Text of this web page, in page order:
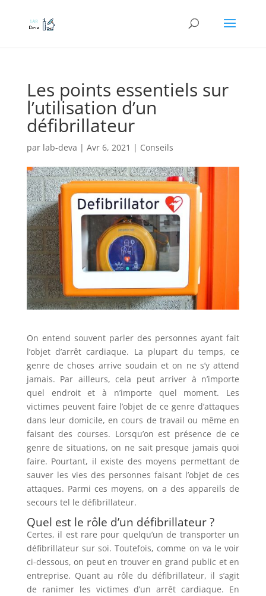
Les points essentiels sur
l’utilisation d’un
défibrillateur
par lab-deva | Avr 6, 2021 | Conseils
On entend souvent parler des personnes ayant fait
l’objet d’arrêt cardiaque. La plupart du temps, ce
genre de choses arrive soudain et on ne s’y attend
jamais. Par ailleurs, cela peut arriver à n’importe
quel endroit et à n’importe quel moment. Les
victimes peuvent faire l’objet de ce genre d’attaques
dans leur domicile, en cours de travail ou même en
faisant des courses. Lorsqu’on est présence de ce
genre de situations, on ne sait presque jamais quoi
faire. Pourtant, il existe des moyens permettant de
sauver les vies des personnes faisant l’objet de ces
attaques. Parmi ces moyens, on a des appareils de
secours tel le défibrillateur.
Quel est le rôle d’un défibrillateur ?
Certes, il est rare pour quelqu’un de transporter un
défibrillateur sur soi. Toutefois, comme on va le voir
ci-dessous, on peut en trouver en grand public et en
entreprise. Quant au rôle du défibrillateur, il s’agit
de ranimer les victimes d’un arrêt cardiaque. En